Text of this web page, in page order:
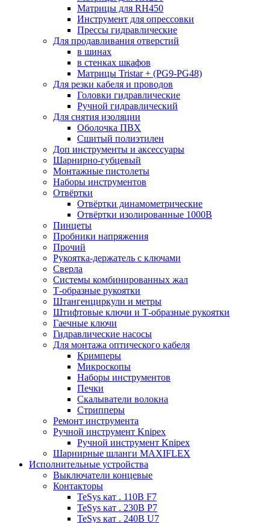
Матрицы для RH450
Инструмент для опрессовки
Прессы гидравлические
Для продавливания отверстий
в шинах
в стенках шкафов
Матрицы Tristar + (PG9-PG48)
Для резки кабеля и проводов
Головки гидравлические
Ручной гидравлический
Для снятия изоляции
Оболочка ПВХ
Сшитый полиэтилен
Доп инструменты и аксессуары
Шарнирно-губцевый
Монтажные пистолеты
Наборы инструментов
Отвёртки
Отвёртки динамометрические
Отвёртки изолированные 1000В
Пинцеты
Пробники напряжения
Прочий
Рукоятка-держатель с ключами
Сверла
Системы комбинированных жал
Т-образные рукоятки
Штангенциркули и метры
Штифтовые ключи и Т-образные рукоятки
Гаечные ключи
Гидравлические насосы
Для монтажа оптического кабеля
Кримперы
Микроскопы
Наборы инструментов
Печки
Скалыватели волокна
Стрипперы
Ремонт инструмента
Ручной инструмент Knipex
Ручной инструмент Knipex
Шарнирные шланги MAXIFLEX
Исполнительные устройства
Выключатели концевые
Контакторы
TeSys кат . 110В F7
TeSys кат . 230В P7
TeSys кат . 240В U7